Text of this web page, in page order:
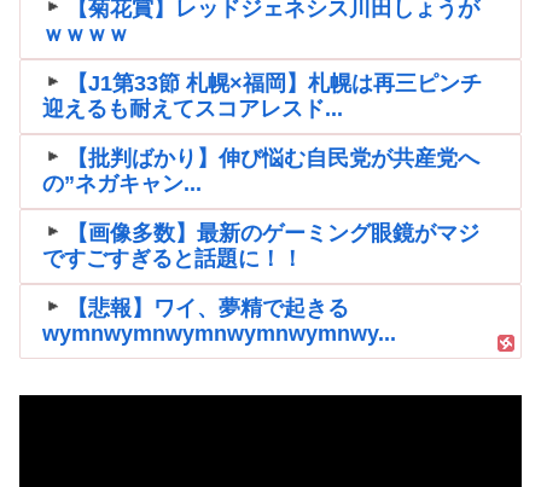
【菊花賞】レッドジェネシス川田しょうが
ｗｗｗｗ
【J1第33節 札幌×福岡】札幌は再三ピンチ
迎えるも耐えてスコアレスド...
【批判ばかり】伸び悩む自民党が共産党へ
の”ネガキャン...
【画像多数】最新のゲーミング眼鏡がマジ
ですごすぎると話題に！！
【悲報】ワイ、夢精で起きる
wymnwymnwymnwymnwymnwy...